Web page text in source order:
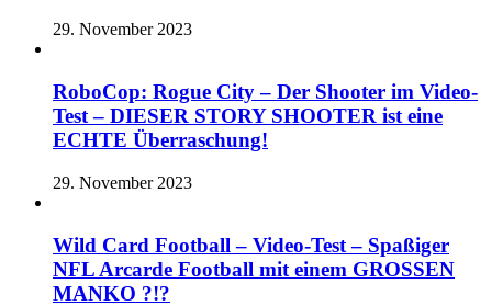
29. November 2023
RoboCop: Rogue City – Der Shooter im Video-
Test – DIESER STORY SHOOTER ist eine
ECHTE Überraschung!
29. November 2023
Wild Card Football – Video-Test – Spaßiger
NFL Arcarde Football mit einem GROSSEN
MANKO ?!?